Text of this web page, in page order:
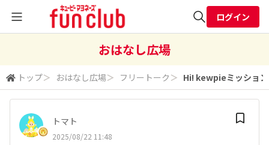
検索
ログイン
おはなし広場
トップ＞ おはなし広場＞ フリートーク ＞ Hi! kewpieミッショ
トマト
2025/08/22 11:48